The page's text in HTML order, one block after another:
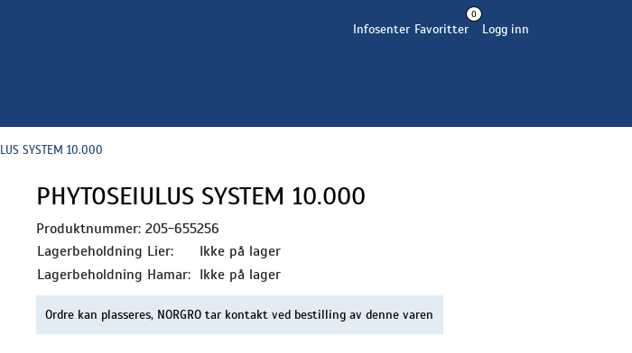
Infosenter
0
Favoritter Logg inn
SYSTEM 10.000
PHYTOSEIULUS SYSTEM 10.000
Produktnummer: 205-655256
Lagerbeholdning Lier:
Ikke på lager
Lagerbeholdning Hamar: Ikke på lager
Ordre kan plasseres, NORGRO tar kontakt ved bestilling av denne varen